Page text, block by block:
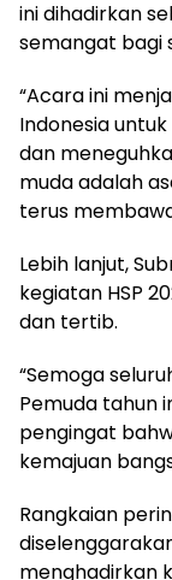
ini dihadirkan
semangat bagi
“Acara ini
Indonesia
dan
muda adalah
terus
Lebih lanjut,
kegiatan HSP
dan tertib.
“Semoga
Pemuda tahun
pengingat
kemajuan
Rangkaian
menghadirkan